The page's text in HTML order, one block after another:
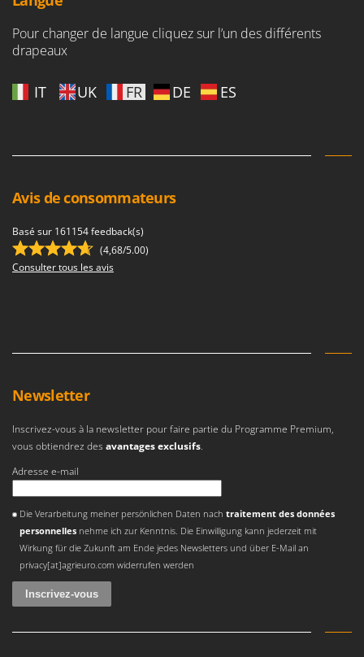
Perches Élagueuses
Pétrins à Spirale
Piscines
Plateaux de coupe pour tracteur
Pompes d'irrigation à tracteur
Pompes immergées électriques
Postes à souder
Poussoirs à saucisse
Pulvérisateurs portés
R
Rafraîchisseurs d'air par évaporation
Rampes de chargement en aluminium
Râteaux pour tracteur
Remplisseuses
Robots nettoyeurs de piscine
Robots Tondeuses
Rouleaux pour tracteur
Francini
G
Gardena
GeoTech Pro
Ginko - MGM
Gipeco
Girmi
Greenworks
GVS
GYS
H
Hailo
Helvi
Henx
HiKOKI
Honda
I
Pour changer de langue cliquez sur l’un des différents
drapeaux
IT UK FR DE ES
Avis de consommateurs
Basé sur 161154 feedback(s)
(4,68/5.00)
Consulter tous les avis
Newsletter
Inscrivez-vous à la newsletter pour faire partie du Programme Premium,
vous obtiendrez des avantages exclusifs.
Adresse e-mail
Die Verarbeitung meiner persönlichen Daten nach traitement des données
personnellesnehme ich zur Kenntnis. Die Einwilligung kann jederzeit mit
Wirkung für die Zukunft am Ende jedes Newsletters und über E-Mail an
privacy[at]agrieuro.com widerrufen werden